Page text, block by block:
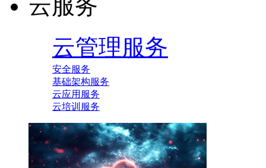
云服务
云管理服务
安全服务
基础架构服务
云应用服务
云培训服务